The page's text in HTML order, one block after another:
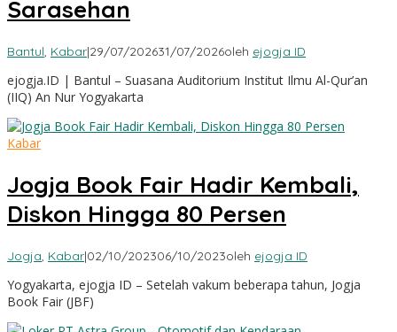
Sarasehan
Bantul, Kabar|29/07/202631/07/2026oleh ejogja ID
ejogja.ID | Bantul – Suasana Auditorium Institut Ilmu Al-Qur’an
(IIQ) An Nur Yogyakarta
Kabar
Jogja Book Fair Hadir Kembali,
Diskon Hingga 80 Persen
Jogja, Kabar|02/10/202306/10/2023oleh ejogja ID
Yogyakarta, ejogja ID – Setelah vakum beberapa tahun, Jogja
Book Fair (JBF)